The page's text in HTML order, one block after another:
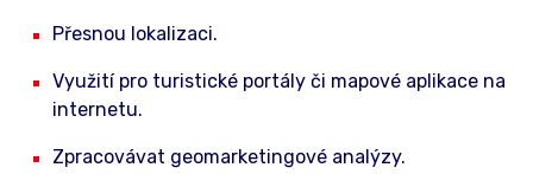
Přesnou lokalizaci.
Využití pro turistické portály či mapové aplikace na
internetu.
Zpracovávat geomarketingové analýzy.